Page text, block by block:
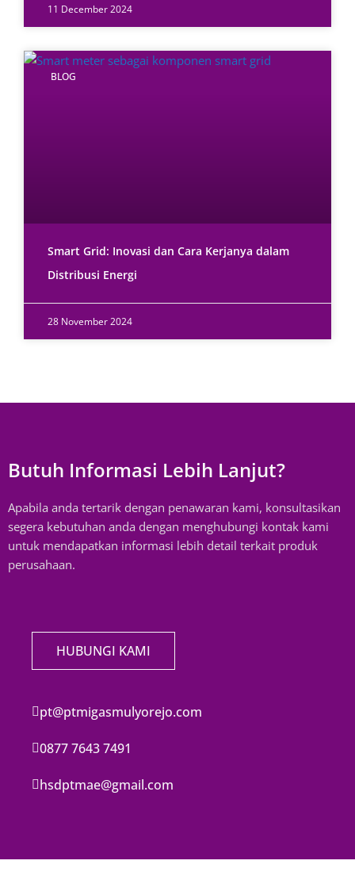
11 December 2024
BLOG
Smart Grid: Inovasi dan Cara Kerjanya dalam
Distribusi Energi
28 November 2024
Butuh Informasi Lebih Lanjut?
Apabila anda tertarik dengan penawaran kami, konsultasikan
segera kebutuhan anda dengan menghubungi kontak kami
untuk mendapatkan informasi lebih detail terkait produk
perusahaan.
HUBUNGI KAMI
pt@ptmigasmulyorejo.com
0877 7643 7491
hsdptmae@gmail.com